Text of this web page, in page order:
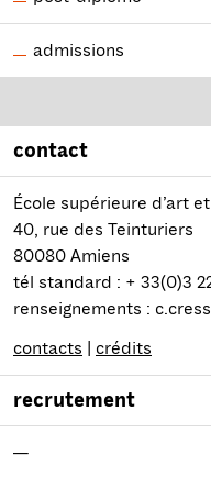
admissions
contact
École supérieure d’art
40, rue des Teinturiers
80080 Amiens
tél standard : + 33(0)3
renseignements :
contacts
crédits
recrutement
—